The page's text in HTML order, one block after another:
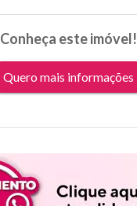
Conheça este imóvel!
Quero mais informações